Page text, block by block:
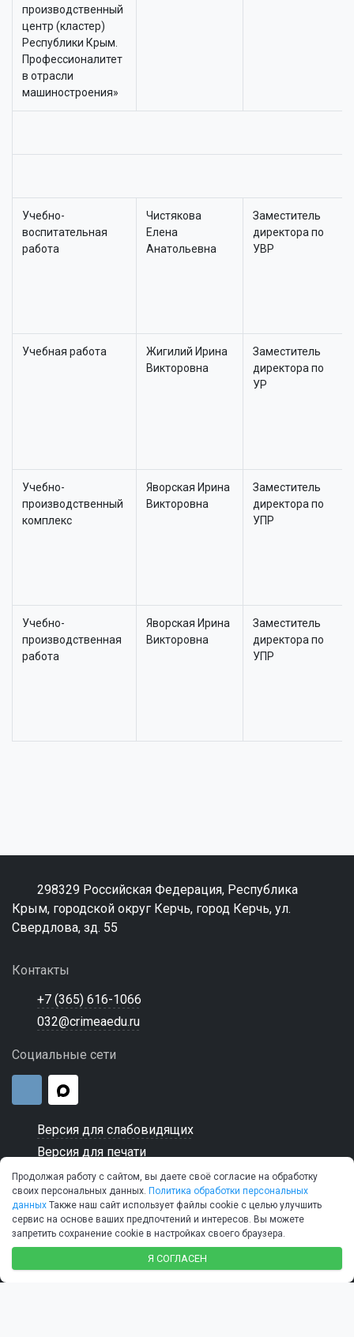
производственный
центр (кластер)
Республики Крым.
Профессионалитет
в отрасли
машиностроения»
Учебно-
воспитательная
работа
Чистякова
Елена
Анатольевна
Заместитель
директора по
УВР
Учебная работа
Жигилий Ирина
Викторовна
Заместитель
директора по
УР
Учебно-
производственный
комплекс
Яворская Ирина
Викторовна
Заместитель
директора по
УПР
Учебно-
производственная
работа
Яворская Ирина
Викторовна
Заместитель
директора по
УПР
298329 Российская Федерация, Республика
Крым, городской округ Керчь, город Керчь, ул.
Свердлова, зд. 55
Контакты
+7 (365) 616-1066
032@crimeaedu.ru
Социальные сети
Версия для слабовидящих
Версия для печати
© 2026 ГБПОУ РК "Керченский морской технический
колледж"
SIMAI-SF4: Сайт колледжа
Продолжая работу с сайтом, вы даете своё согласие на обработку
своих персональных данных. Политика обработки персональных
данных Также наш сайт использует файлы cookie с целью улучшить
сервис на основе ваших предпочтений и интересов. Вы можете
запретить сохранение cookie в настройках своего браузера.
Я СОГЛАСЕН